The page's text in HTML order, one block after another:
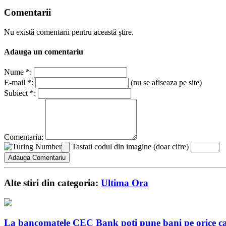
Comentarii
Nu există comentarii pentru această știre.
Adauga un comentariu
Nume *:
E-mail *:
(nu se afiseaza pe site)
Subiect *:
Comentariu:
Tastati codul din imagine (doar cifre)
Alte stiri din categoria: Ultima Ora
La bancomatele CEC Bank poți pune bani pe orice